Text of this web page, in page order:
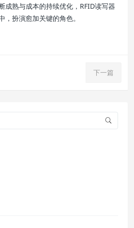
成熟与成本的持续优化，RFID读写器
，扮演愈加关键的角色。
下一篇